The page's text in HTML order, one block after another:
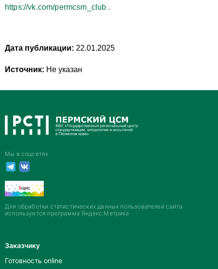
https://vk.com/permcsm_club .
Дата публикации: 22.01.2025
Источник: Не указан
Мы в соцсетях
Для обработки статистических данных пользователей сайта
используется программа Яндекс.Метрика
Заказчику
Готовность online